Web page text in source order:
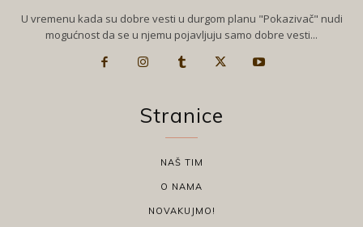
U vremenu kada su dobre vesti u durgom planu "Pokazivač" nudi
mogućnost da se u njemu pojavljuju samo dobre vesti...
Stranice
NAŠ TIM
O NAMA
NOVAKUJMO!